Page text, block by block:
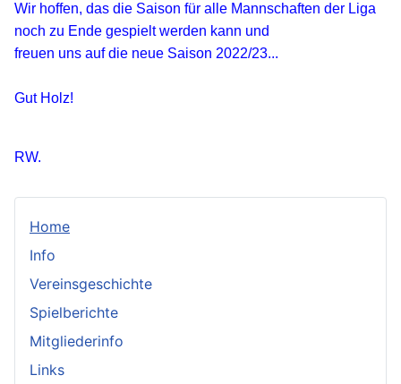
Home
Info
Vereinsgeschichte
Spielberichte
Mitgliederinfo
Links
Wir hoffen, das die Saison für alle Mannschaften der Liga
noch zu Ende gespielt werden kann und
freuen uns auf die neue Saison 2022/23...
Gut Holz!
RW.